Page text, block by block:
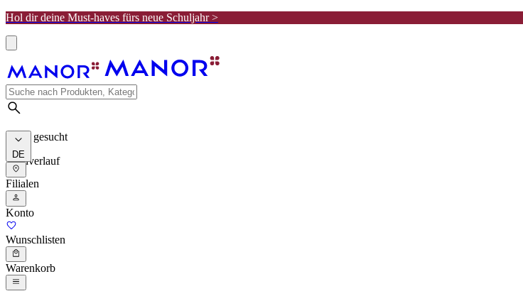
Hol dir deine Must-haves fürs neue Schuljahr >
Meist gesucht
Suchverlauf
DE
Filialen
Konto
Wunschlisten
Warenkorb